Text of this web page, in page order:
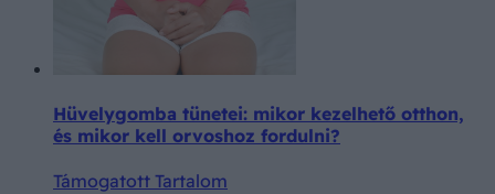
Hüvelygomba tünetei: mikor kezelhető otthon,
és mikor kell orvoshoz fordulni?
Támogatott Tartalom